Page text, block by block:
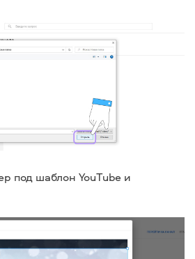
под шаблон YouTube и